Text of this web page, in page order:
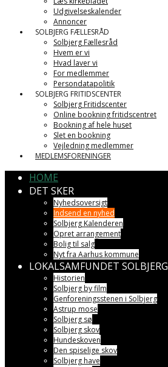
Udgivelseskalender
Annoncer
SOLBJERG FÆLLESRÅD
Solbjerg Fællesråd
Hvem er vi
Hvad laver vi
For medlemmer
Persondatapolitik
SOLBJERG FRITIDSCENTER
Solbjerg Fritidscenter
Online bookning fritidscentret
Bookning af hele huset
Slet en bookning
Vejledning medlemmer
MEDLEMSFORENINGER
HOME
DET SKER
Nyhedsoversigt
Indsend en nyhed
Solbjerg Kalenderen
Opret arrangement
Bolig til salg
Nyt fra Aarhus kommune
LOKALSAMFUNDET SOLBJERG
Historien
Solbjerg by film
Genforeningsstenen i Solbjerg
Astrup mose
Solbjerg sø
Solbjerg skov
Hundeskoven
Den spiselige skov
Solbjerg have